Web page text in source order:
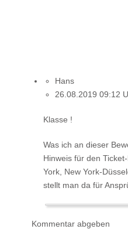
Hans
26.08.2019 09:12
Klasse !
Was ich an dieser
Hinweis für den
York, New York-
stellt man da für
Kommentar abgeben